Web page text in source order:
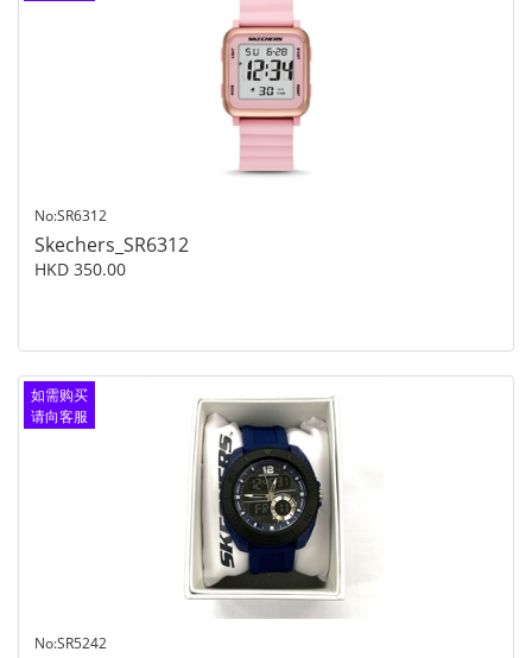
No:SR6312
Skechers_SR6312
HKD 350.00
如需购买
请向客服
No:SR5242